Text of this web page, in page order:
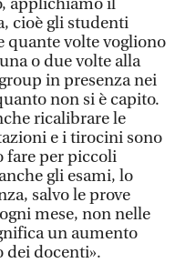
applichiamo il
cioè gli studenti
quante volte vogliono
o due volte alla
in presenza nei
non si è capito.
ricalibrare le
e i tirocini sono
fare per piccoli
gli esami, lo
salvo le prove
mese, non nelle
un aumento
dei docenti».